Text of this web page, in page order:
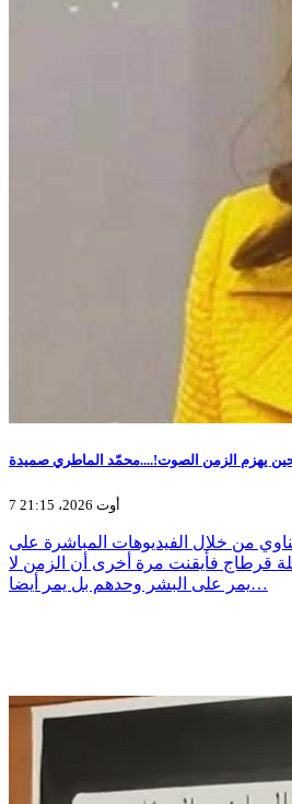
يهزم الزمن الصوت!....محمّد الماطري صميدة
7 أوت 2026، 21:15
من خلال الفيديوهات المباشرة على
قرطاج فأيقنت مرة أخرى أن الزمن لا
يمر على البشر وحدهم بل يمر أيضا…